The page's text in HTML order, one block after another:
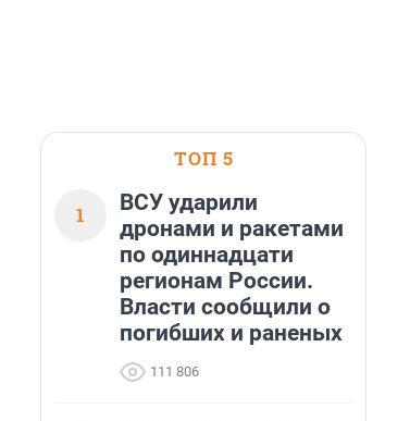
ТОП 5
1
ВСУ ударили
дронами и ракетами
по одиннадцати
регионам России.
Власти сообщили о
погибших и раненых
111 806